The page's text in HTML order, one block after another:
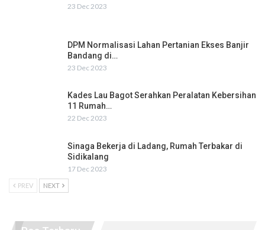
23 Dec 2023
DPM Normalisasi Lahan Pertanian Ekses Banjir
Bandang di…
23 Dec 2023
Kades Lau Bagot Serahkan Peralatan Kebersihan
11 Rumah…
22 Dec 2023
Sinaga Bekerja di Ladang, Rumah Terbakar di
Sidikalang
17 Dec 2023
PREV NEXT